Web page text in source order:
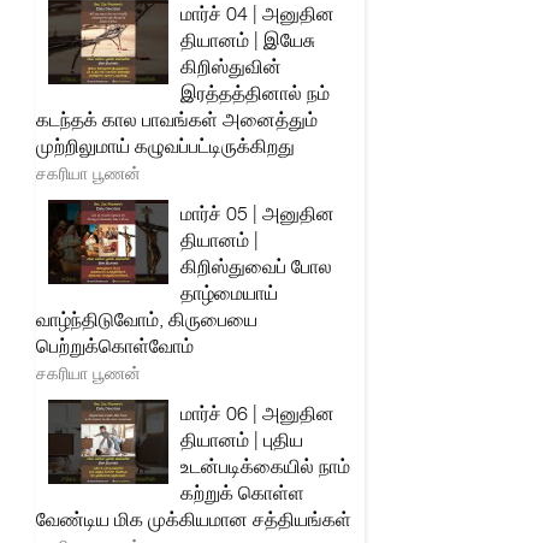
மார்ச் 04 | அனுதின
தியானம் | இயேசு
கிறிஸ்துவின்
இரத்தத்தினால் நம்
கடந்தக் கால பாவங்கள் அனைத்தும்
முற்றிலுமாய் கழுவப்பட்டிருக்கிறது
சகரியா பூணன்
மார்ச் 05 | அனுதின
தியானம் |
கிறிஸ்துவைப் போல
தாழ்மையாய்
வாழ்ந்திடுவோம், கிருபையை
பெற்றுக்கொள்வோம்
சகரியா பூணன்
மார்ச் 06 | அனுதின
தியானம் | புதிய
உடன்படிக்கையில் நாம்
கற்றுக் கொள்ள
வேண்டிய மிக முக்கியமான சத்தியங்கள்